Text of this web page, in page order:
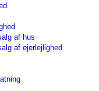
af hus
af ejerlejlighed